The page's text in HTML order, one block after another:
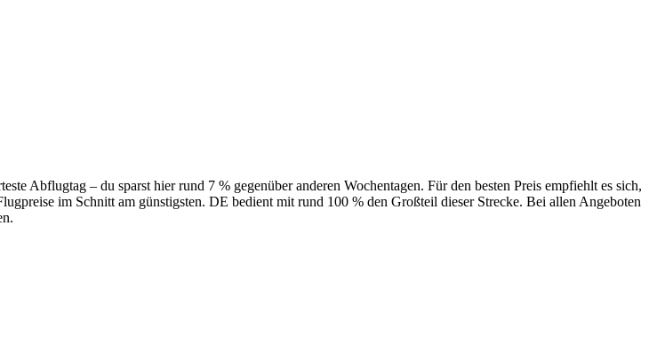
Abflugtag – du sparst hier rund 7 % gegenüber anderen Wochentagen. Für den besten Preis empfiehlt es sich,
im Schnitt am günstigsten. DE bedient mit rund 100 % den Großteil dieser Strecke. Bei allen Angeboten